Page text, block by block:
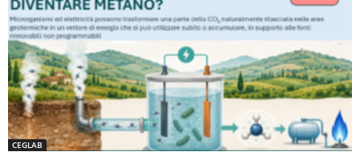
CEGLAB